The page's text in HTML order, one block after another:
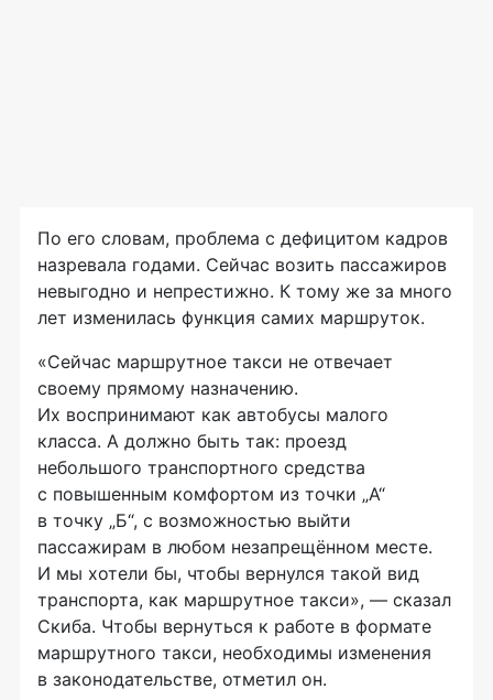
По его словам, проблема с дефицитом кадров
назревала годами. Сейчас возить пассажиров
невыгодно и непрестижно. К тому же за много
лет изменилась функция самих маршруток.
«Сейчас маршрутное такси не отвечает
своему прямому назначению.
Их воспринимают как автобусы малого
класса. А должно быть так: проезд
небольшого транспортного средства
с повышенным комфортом из точки „А“
в точку „Б“, с возможностью выйти
пассажирам в любом незапрещённом месте.
И мы хотели бы, чтобы вернулся такой вид
транспорта, как маршрутное такси», — сказал
Скиба. Чтобы вернуться к работе в формате
маршрутного такси, необходимы изменения
в законодательстве, отметил он.